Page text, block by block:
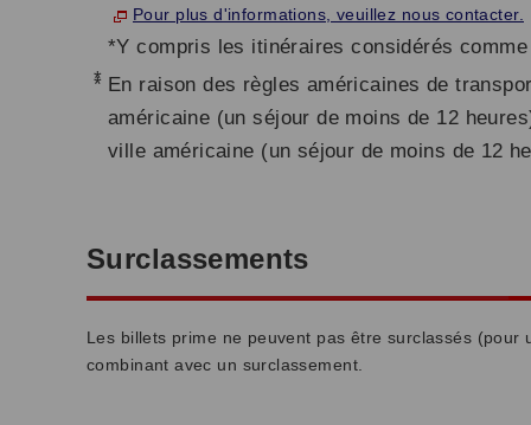
Pour plus d'informations, veuillez nous contacter.
*Y compris les itinéraires considérés
* En raison des règles américaines de
américaine (un séjour de moins de 12
ville américaine (un séjour de moins de 12
Surclassements
Les billets prime ne peuvent pas être surclassés
combinant avec un surclassement.